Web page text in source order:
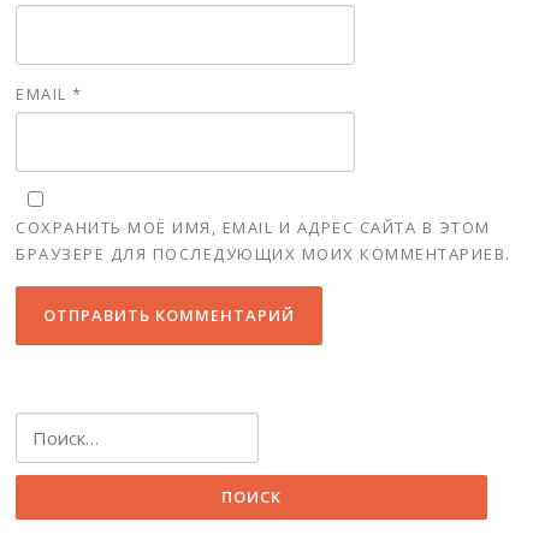
EMAIL*
СОХРАНИТЬ МОЁ ИМЯ, EMAIL И АДРЕС САЙТА В ЭТОМ
БРАУЗЕРЕ ДЛЯ ПОСЛЕДУЮЩИХ МОИХ КОММЕНТАРИЕВ.